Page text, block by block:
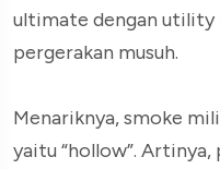
ultimate dengan utility
pergerakan musuh.
Menariknya, smoke
yaitu “hollow”.